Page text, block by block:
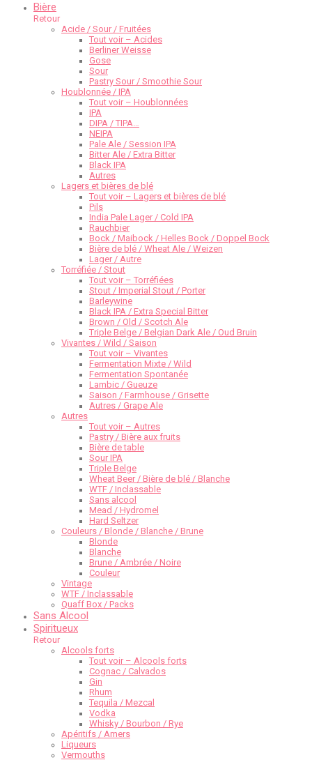
Bière
Retour
Acide / Sour / Fruitées
Tout voir – Acides
Berliner Weisse
Gose
Sour
Pastry Sour / Smoothie Sour
Houblonnée / IPA
Tout voir – Houblonnées
IPA
DIPA / TIPA…
NEIPA
Pale Ale / Session IPA
Bitter Ale / Extra Bitter
Black IPA
Autres
Lagers et bières de blé
Tout voir – Lagers et bières de blé
Pils
India Pale Lager / Cold IPA
Rauchbier
Bock / Maibock / Helles Bock / Doppel Bock
Bière de blé / Wheat Ale / Weizen
Lager / Autre
Torréfiée / Stout
Tout voir – Torréfiées
Stout / Imperial Stout / Porter
Barleywine
Black IPA / Extra Special Bitter
Brown / Old / Scotch Ale
Triple Belge / Belgian Dark Ale / Oud Bruin
Vivantes / Wild / Saison
Tout voir – Vivantes
Fermentation Mixte / Wild
Fermentation Spontanée
Lambic / Gueuze
Saison / Farmhouse / Grisette
Autres / Grape Ale
Autres
Tout voir – Autres
Pastry / Bière aux fruits
Bière de table
Sour IPA
Triple Belge
Wheat Beer / Bière de blé / Blanche
WTF / Inclassable
Sans alcool
Mead / Hydromel
Hard Seltzer
Couleurs / Blonde / Blanche / Brune
Blonde
Blanche
Brune / Ambrée / Noire
Couleur
Vintage
WTF / Inclassable
Quaff Box / Packs
Sans Alcool
Spiritueux
Retour
Alcools forts
Tout voir – Alcools forts
Cognac / Calvados
Gin
Rhum
Tequila / Mezcal
Vodka
Whisky / Bourbon / Rye
Apéritifs / Amers
Liqueurs
Vermouths